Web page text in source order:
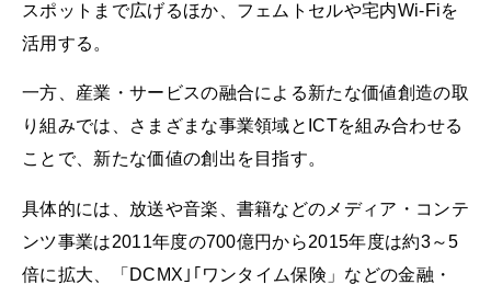
スポットまで広げるほか、フェムトセルや宅内Wi-Fiを
活用する。
一方、産業・サービスの融合による新たな価値創造の取
り組みでは、さまざまな事業領域とICTを組み合わせる
ことで、新たな価値の創出を目指す。
具体的には、放送や音楽、書籍などのメディア・コンテ
ンツ事業は2011年度の700億円から2015年度は約3～5
倍に拡大、「DCMX｣｢ワンタイム保険」などの金融・